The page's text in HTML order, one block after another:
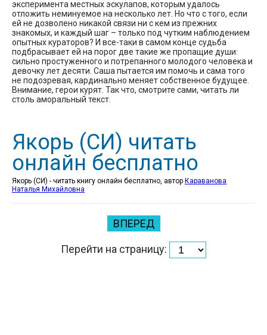
эксперимента местных эскулапов, которым удалось
отложить неминуемое на несколько лет. Но что с того, если
ей не дозволено никакой связи ни с кем из прежних
знакомых, и каждый шаг – только под чутким наблюдением
опытных кураторов? И все-таки в самом конце судьба
подбрасывает ей на порог две такие же пропащие души:
сильно простуженного и потрепанного молодого человека и
девочку лет десяти. Саша пытается им помочь и сама того
не подозревая, кардинально меняет собственное будущее.
Внимание, герои курят. Так что, смотрите сами, читать ли
столь аморальный текст.
Якорь (СИ) читать
онлайн бесплатно
Якорь (СИ) - читать книгу онлайн бесплатно, автор Караванова
Наталья Михайловна
ВПЕРЕД
Перейти на страницу: